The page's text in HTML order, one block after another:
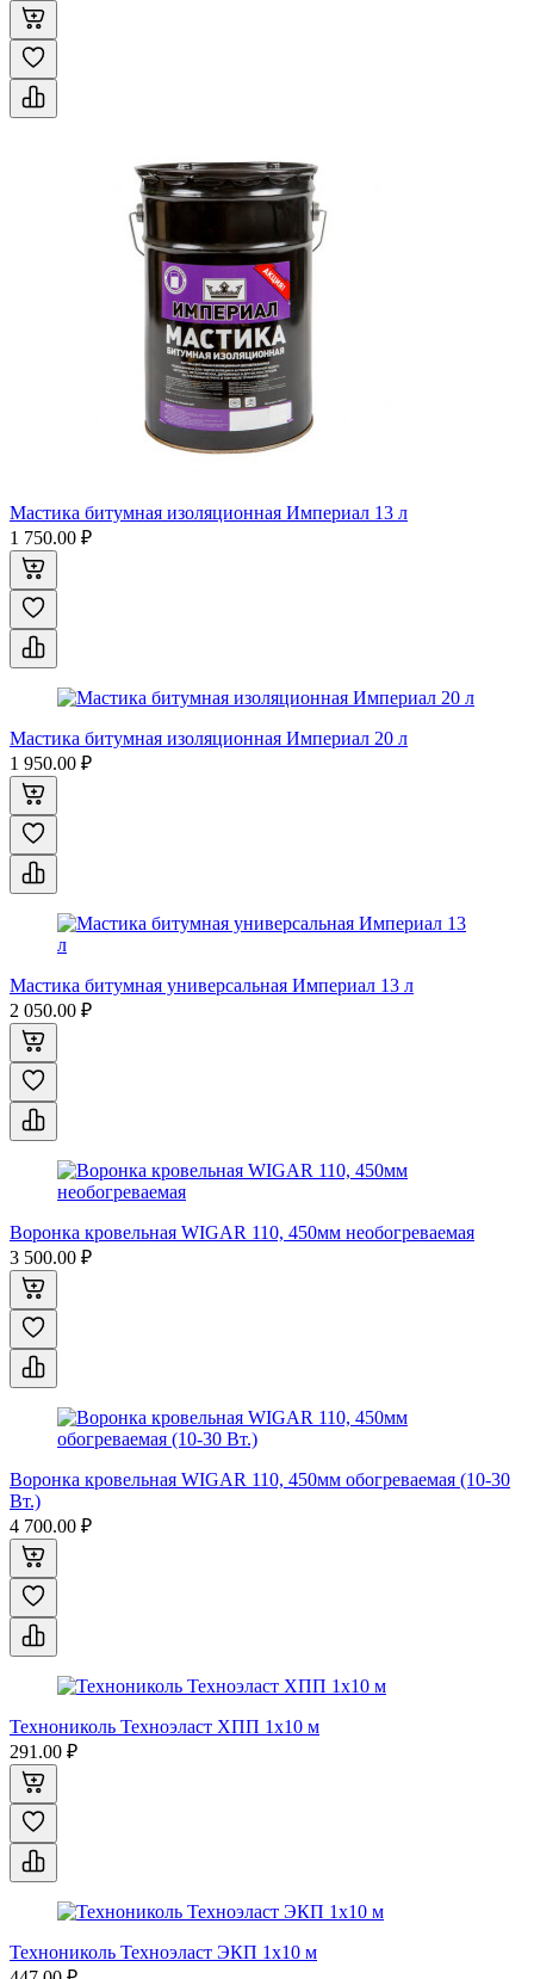
Мастика битумная изоляционная Империал 13 л
1 750.00 ₽
Мастика битумная изоляционная Империал 20 л
1 950.00 ₽
Мастика битумная универсальная Империал 13 л
2 050.00 ₽
Воронка кровельная WIGAR 110, 450мм необогреваемая
3 500.00 ₽
Воронка кровельная WIGAR 110, 450мм обогреваемая (10-30
Вт.)
4 700.00 ₽
Технониколь Техноэласт ХПП 1x10 м
291.00 ₽
Технониколь Техноэласт ЭКП 1x10 м